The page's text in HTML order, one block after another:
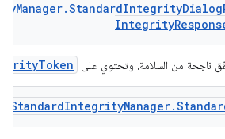
Manager.StandardIntegrityDialog
Integrity
ناجحة من السلامة، وتحتوي على
StandardIntegrityManager.